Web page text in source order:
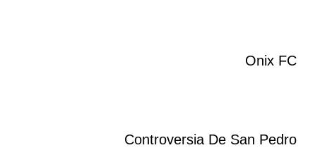
Onix FC
Controversia De San Pedro